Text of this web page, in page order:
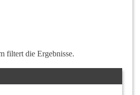
filtert die Ergebnisse.